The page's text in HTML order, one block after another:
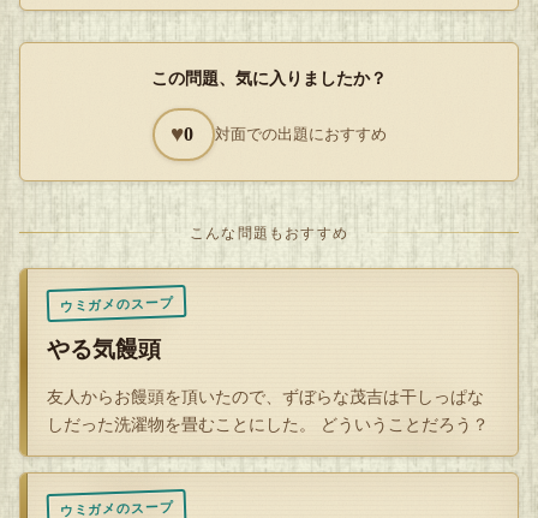
彼も、この世に「白鳥」が存在しなければ自分が間違われる
だってさー！
「青島」だったら普通「あおしま」で、
「あおとり」とか言われることないと思うんだよ。
るかもしれないけど、
よく見れば「島」だってわかってもらえると思うんだ
よ。
でも、オレの場合、
この問題、気に入りましたか？
♥0 対面での出題におすすめ
こんな問題もおすすめ
ウミガメのスープ
やる気饅頭
友人からお饅頭を頂いたので、ずぼらな茂吉は干しっぱな
しだった洗濯物を畳むことにした。 どういうことだろう？
ウミガメのスープ